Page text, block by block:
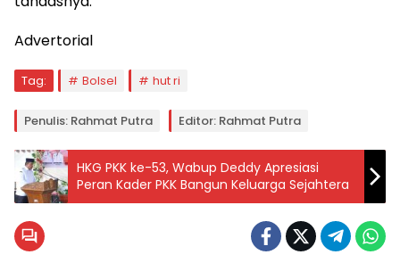
Advertorial
Tag: Bolsel hut ri
Penulis: Rahmat Putra Editor: Rahmat Putra
HKG PKK ke-53, Wabup Deddy Apresiasi
Peran Kader PKK Bangun Keluarga Sejahtera